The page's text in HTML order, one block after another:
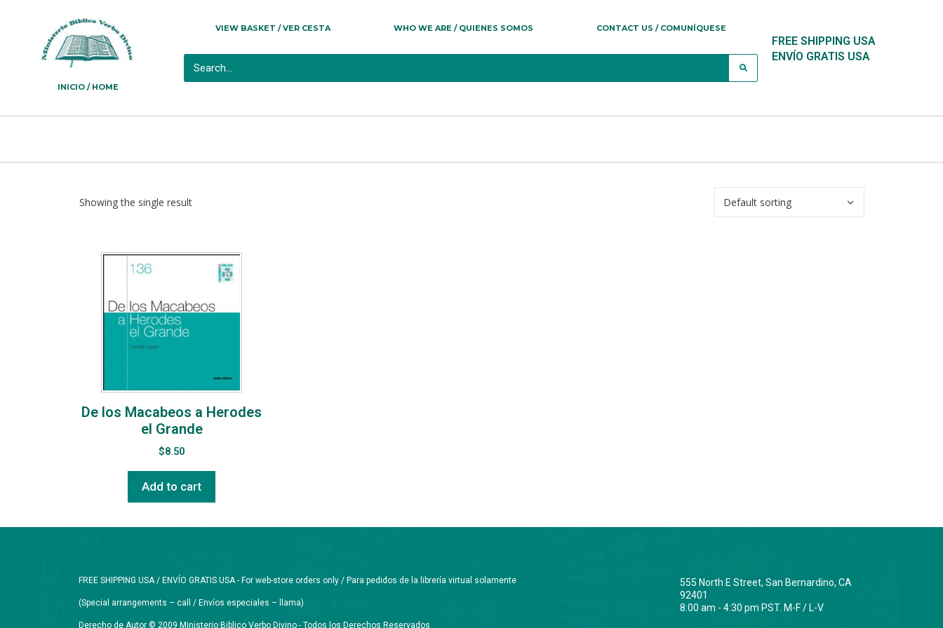
INICIO / HOME
VIEW BASKET / VER CESTA WHO WE ARE / QUIENES SOMOS CONTACT US / COMUNÍQUESE
FREE SHIPPING USA
ENVÍO GRATIS USA
Showing the single result
De los Macabeos a Herodes
el Grande
$8.50
Add to cart
FREE SHIPPING USA / ENVÍO GRATIS USA - For web-store orders only / Para pedidos de la librería virtual solamente
(Special arrangements – call / Envíos especiales – llama)
Derecho de Autor © 2009 Ministerio Biblico Verbo Divino - Todos los Derechos Reservados
555 North E Street, San Bernardino, CA
92401
8:00 am - 4:30 pm PST. M-F / L-V